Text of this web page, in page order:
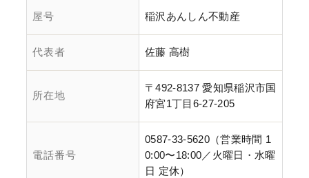
屋号 稲沢あんしん不動産
代表者 佐藤 高樹
所在地
〒492-8137 愛知県稲沢市国
府宮1丁目6-27-205
電話番号
0587-33-5620（営業時間 1
0:00〜18:00／火曜日・水曜
日 定休）